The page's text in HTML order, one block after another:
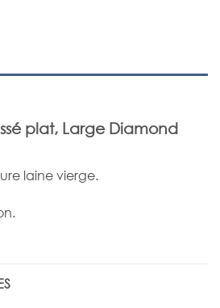
plat, Large Diamond
laine vierge.